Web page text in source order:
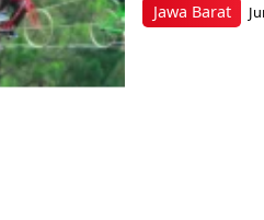
Jawa Barat